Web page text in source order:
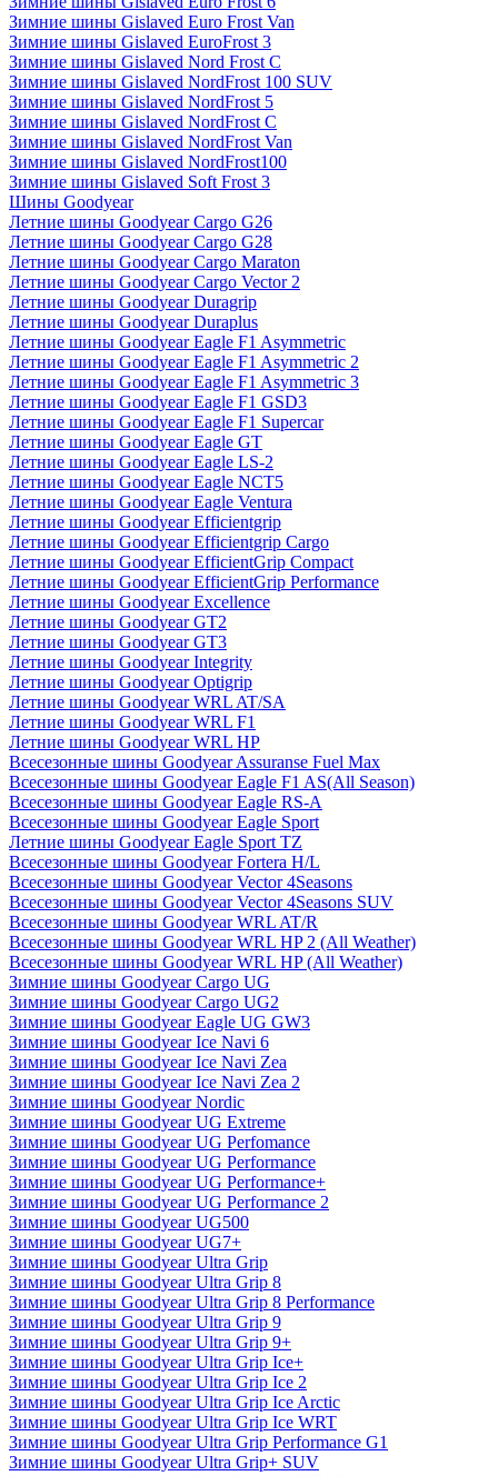
Зимние шины Gislaved Euro Frost Van
Зимние шины Gislaved EuroFrost 3
Зимние шины Gislaved Nord Frost C
Зимние шины Gislaved NordFrost 100 SUV
Зимние шины Gislaved NordFrost 5
Зимние шины Gislaved NordFrost C
Зимние шины Gislaved NordFrost Van
Зимние шины Gislaved NordFrost100
Зимние шины Gislaved Soft Frost 3
Шины Goodyear
Летние шины Goodyear Cargo G26
Летние шины Goodyear Cargo G28
Летние шины Goodyear Cargo Maraton
Летние шины Goodyear Cargo Vector 2
Летние шины Goodyear Duragrip
Летние шины Goodyear Duraplus
Летние шины Goodyear Eagle F1 Asymmetric
Летние шины Goodyear Eagle F1 Asymmetric 2
Летние шины Goodyear Eagle F1 Asymmetric 3
Летние шины Goodyear Eagle F1 GSD3
Летние шины Goodyear Eagle F1 Supercar
Летние шины Goodyear Eagle GT
Летние шины Goodyear Eagle LS-2
Летние шины Goodyear Eagle NCT5
Летние шины Goodyear Eagle Ventura
Летние шины Goodyear Efficientgrip
Летние шины Goodyear Efficientgrip Cargo
Летние шины Goodyear EfficientGrip Compact
Летние шины Goodyear EfficientGrip Performance
Летние шины Goodyear Excellence
Летние шины Goodyear GT2
Летние шины Goodyear GT3
Летние шины Goodyear Integrity
Летние шины Goodyear Optigrip
Летние шины Goodyear WRL AT/SA
Летние шины Goodyear WRL F1
Летние шины Goodyear WRL HP
Всесезонные шины Goodyear Assuranse Fuel Max
Всесезонные шины Goodyear Eagle F1 AS(All Season)
Всесезонные шины Goodyear Eagle RS-A
Всесезонные шины Goodyear Eagle Sport
Летние шины Goodyear Eagle Sport TZ
Всесезонные шины Goodyear Fortera H/L
Всесезонные шины Goodyear Vector 4Seasons
Всесезонные шины Goodyear Vector 4Seasons SUV
Всесезонные шины Goodyear WRL AT/R
Всесезонные шины Goodyear WRL HP 2 (All Weather)
Всесезонные шины Goodyear WRL HP (All Weather)
Зимние шины Goodyear Cargo UG
Зимние шины Goodyear Cargo UG2
Зимние шины Goodyear Eagle UG GW3
Зимние шины Goodyear Ice Navi 6
Зимние шины Goodyear Ice Navi Zea
Зимние шины Goodyear Ice Navi Zea 2
Зимние шины Goodyear Nordic
Зимние шины Goodyear UG Extreme
Зимние шины Goodyear UG Perfomance
Зимние шины Goodyear UG Performance
Зимние шины Goodyear UG Performance+
Зимние шины Goodyear UG Performance 2
Зимние шины Goodyear UG500
Зимние шины Goodyear UG7+
Зимние шины Goodyear Ultra Grip
Зимние шины Goodyear Ultra Grip 8
Зимние шины Goodyear Ultra Grip 8 Performance
Зимние шины Goodyear Ultra Grip 9
Зимние шины Goodyear Ultra Grip 9+
Зимние шины Goodyear Ultra Grip Ice+
Зимние шины Goodyear Ultra Grip Ice 2
Зимние шины Goodyear Ultra Grip Ice Arctic
Зимние шины Goodyear Ultra Grip Ice WRT
Зимние шины Goodyear Ultra Grip Performance G1
Зимние шины Goodyear Ultra Grip+ SUV